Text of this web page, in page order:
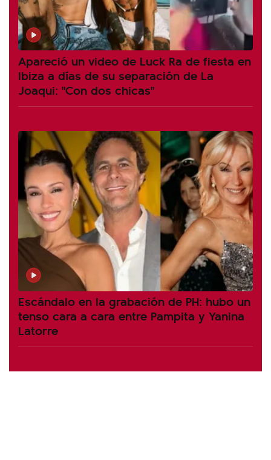
Apareció un video de Luck Ra de fiesta en
Ibiza a días de su separación de La
Joaqui: "Con dos chicas"
Escándalo en la grabación de PH: hubo un
tenso cara a cara entre Pampita y Yanina
Latorre